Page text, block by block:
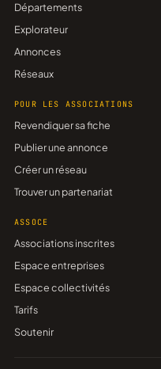
Départements
Explorateur
Annonces
Réseaux
POUR LES ASSOCIATIONS
Revendiquer sa fiche
Publier une annonce
Créer un réseau
Trouver un partenariat
ASSOCE
Associations inscrites
Espace entreprises
Espace collectivités
Tarifs
Soutenir